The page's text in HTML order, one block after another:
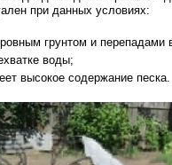
при данных условиях:
грунтом и перепадами
воды;
высокое содержание песка.